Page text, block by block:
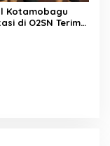
Kotamobagu
di O2SN Terima